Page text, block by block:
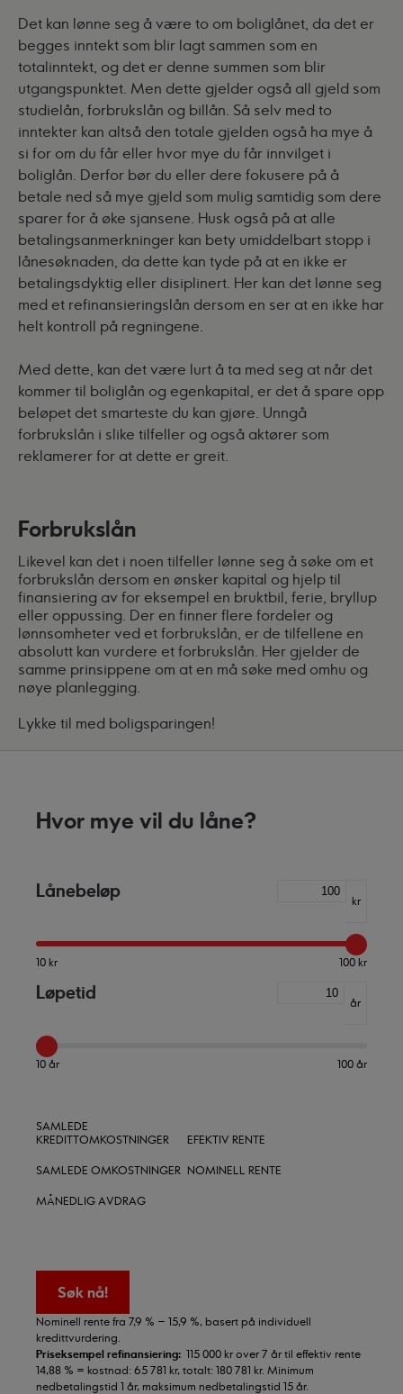
Det kan lønne seg å være to om boliglånet, da det er
begges inntekt som blir lagt sammen som en
totalinntekt, og det er denne summen som blir
utgangspunktet. Men dette gjelder også all gjeld som
studielån, forbrukslån og billån. Så selv med to
inntekter kan altså den totale gjelden også ha mye å
si for om du får eller hvor mye du får innvilget i
boliglån. Derfor bør du eller dere fokusere på å
betale ned så mye gjeld som mulig samtidig som dere
sparer for å øke sjansene. Husk også på at alle
betalingsanmerkninger kan bety umiddelbart stopp i
lånesøknaden, da dette kan tyde på at en ikke er
betalingsdyktig eller disiplinert. Her kan det lønne seg
med et refinansieringslån dersom en ser at en ikke har
helt kontroll på regningene.
Med dette, kan det være lurt å ta med seg at når det
kommer til boliglån og egenkapital, er det å spare opp
beløpet det smarteste du kan gjøre. Unngå
forbrukslån i slike tilfeller og også aktører som
reklamerer for at dette er greit.
Forbrukslån
Likevel kan det i noen tilfeller lønne seg å søke om et
forbrukslån dersom en ønsker kapital og hjelp til
finansiering av for eksempel en bruktbil, ferie, bryllup
eller oppussing. Der en finner flere fordeler og
lønnsomheter ved et forbrukslån, er de tilfellene en
absolutt kan vurdere et forbrukslån. Her gjelder de
samme prinsippene om at en må søke med omhu og
nøye planlegging.
Lykke til med boligsparingen!
Hvor mye vil du låne?
Lånebeløp kr
10 kr 100 kr
Løpetid år
10 år 100 år
SAMLEDE
KREDITTOMKOSTNINGER
EFEKTIV RENTE
SAMLEDE OMKOSTNINGER NOMINELL RENTE
MÅNEDLIG AVDRAG
Søk nå!
Nominell rente fra 7,9 % – 15,9 %, basert på individuell
kredittvurdering.
Priseksempel refinansiering: 115 000 kr over 7 år til effektiv rente
14,88 % = kostnad: 65 781 kr, totalt: 180 781 kr. Minimum
nedbetalingstid 1 år, maksimum nedbetalingstid 15 år.